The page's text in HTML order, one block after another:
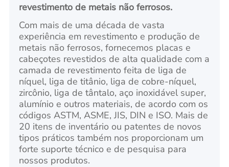
revestimento de metais não ferrosos.
Com mais de uma década de vasta
experiência em revestimento e produção de
metais não ferrosos, fornecemos placas e
cabeçotes revestidos de alta qualidade com a
camada de revestimento feita de liga de
níquel, liga de titânio, liga de cobre-níquel,
zircônio, liga de tântalo, aço inoxidável super,
alumínio e outros materiais, de acordo com os
códigos ASTM, ASME, JIS, DIN e ISO. Mais de
20 itens de inventário ou patentes de novos
tipos práticos também nos proporcionam um
forte suporte técnico e de pesquisa para
nossos produtos.